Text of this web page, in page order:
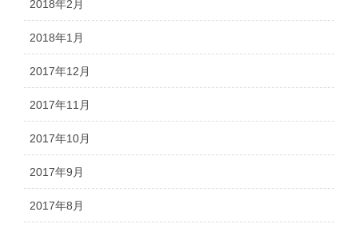
2018年2月
2018年1月
2017年12月
2017年11月
2017年10月
2017年9月
2017年8月